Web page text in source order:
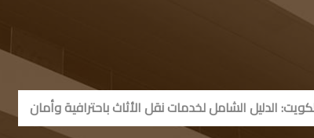
الدليل الشامل لخدمات نقل الأثاث باحترافية وأمان